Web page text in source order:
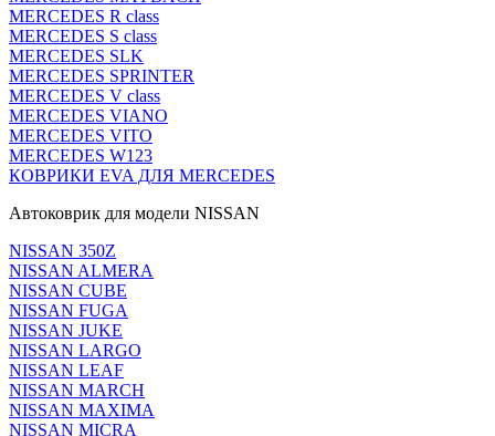
MERCEDES R class
MERCEDES S class
MERCEDES SLK
MERCEDES SPRINTER
MERCEDES V class
MERCEDES VIANO
MERCEDES VITO
MERCEDES W123
КОВРИКИ EVA ДЛЯ MERCEDES
Автоковрик для модели NISSAN
NISSAN 350Z
NISSAN ALMERA
NISSAN CUBE
NISSAN FUGA
NISSAN JUKE
NISSAN LARGO
NISSAN LEAF
NISSAN MARCH
NISSAN MAXIMA
NISSAN MICRA